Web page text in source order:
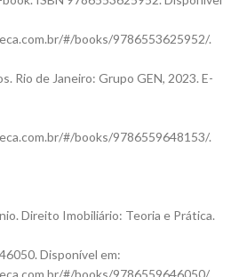
#/books/9786553625952/.
Rio de Janeiro: Grupo GEN, 2023. E-
#/books/9786559648153/.
Direito Imobiliário: Teoria e Prática.
Disponível em:
#/books/9786559646050/.